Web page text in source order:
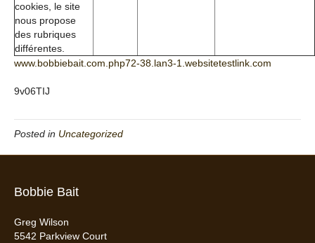
cookies, le site
nous propose
des rubriques
différentes.
www.bobbiebait.com.php72-38.lan3-1.websitetestlink.com
9v06TIJ
Posted in Uncategorized
Bobbie Bait
Greg Wilson
5542 Parkview Court